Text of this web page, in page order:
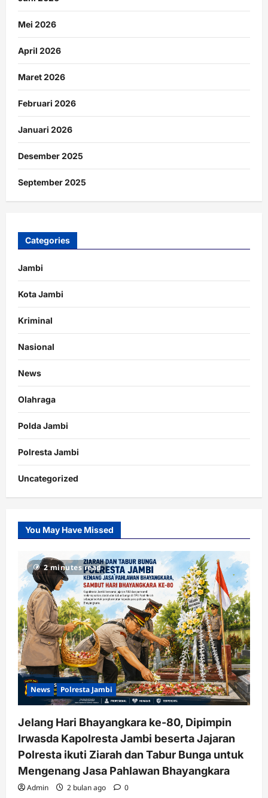
Mei 2026
April 2026
Maret 2026
Februari 2026
Januari 2026
Desember 2025
September 2025
Categories
Jambi
Kota Jambi
Kriminal
Nasional
News
Olahraga
Polda Jambi
Polresta Jambi
Uncategorized
You May Have Missed
2 minutes read
News Polresta Jambi
Jelang Hari Bhayangkara ke-80, Dipimpin
Irwasda Kapolresta Jambi beserta Jajaran
Polresta ikuti Ziarah dan Tabur Bunga untuk
Mengenang Jasa Pahlawan Bhayangkara
Admin 2 bulan ago 0